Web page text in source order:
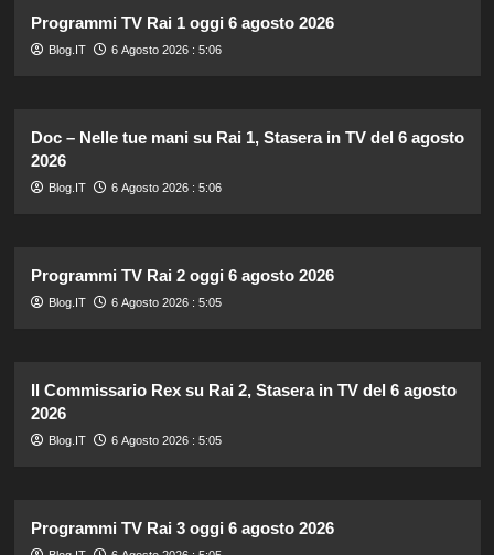
Programmi TV Rai 1 oggi 6 agosto 2026
Blog.IT 6 Agosto 2026 : 5:06
Doc – Nelle tue mani su Rai 1, Stasera in TV del 6 agosto
2026
Blog.IT 6 Agosto 2026 : 5:06
Programmi TV Rai 2 oggi 6 agosto 2026
Blog.IT 6 Agosto 2026 : 5:05
Il Commissario Rex su Rai 2, Stasera in TV del 6 agosto
2026
Blog.IT 6 Agosto 2026 : 5:05
Programmi TV Rai 3 oggi 6 agosto 2026